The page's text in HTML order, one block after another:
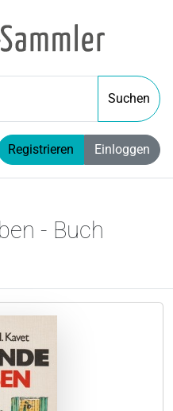
Suchen
Registrieren Einloggen
- Buch